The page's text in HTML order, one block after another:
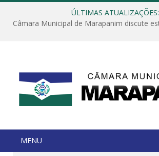
ÚLTIMAS ATUALIZAÇÕES:
MENU